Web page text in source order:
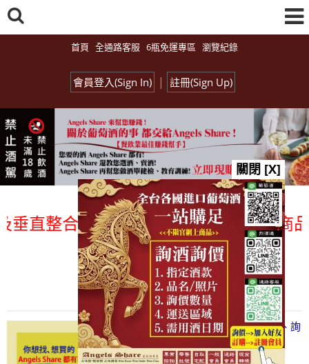
首頁 全通路客服 6瓶免運專區 瀏覽紀錄
會員登入(Sign In) | 註冊(Sign Up)
直整合、一次購足」各國進口酒類商品
總覽-促銷&活動
all events
【凡酒問Angels Share】線上選酒、詢
(尋)酒、詢價、零售、批發，看這裡!
2024/03/01
關閉 [X]